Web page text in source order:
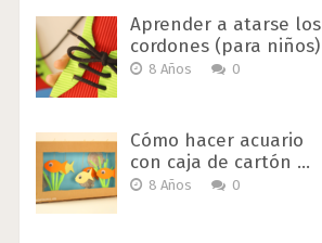
Aprender a atarse los
cordones (para niños)
8 Años 0
Cómo hacer acuario
con caja de cartón …
8 Años 0